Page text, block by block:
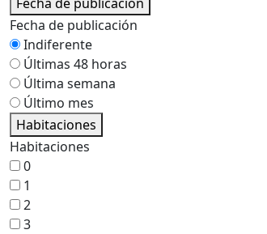
Fecha de publicación
Indiferente
Últimas 48 horas
Última semana
Último mes
Habitaciones
Habitaciones
0
1
2
3